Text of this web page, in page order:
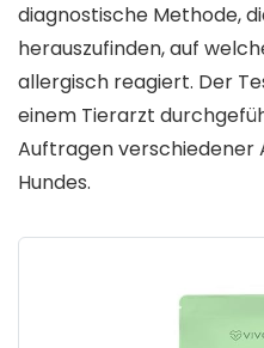
diagnostische Methode,
herauszufinden, auf
allergisch reagiert. Der
einem Tierarzt
Auftragen verschiedener
Hundes.